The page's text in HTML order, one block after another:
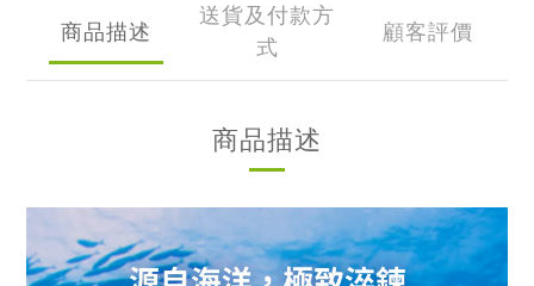
商品描述
送貨及付款方
式
顧客評價
商品描述